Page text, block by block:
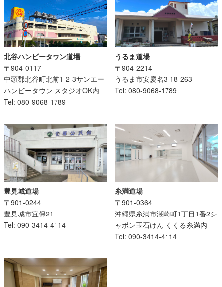
北谷ハンビータウン道場
〒904-0117
中頭郡北谷町北前1-2-3サンエー
ハンビータウン スタジオOK内
Tel: 080-9068-1789
うるま道場
〒904-2214
うるま市安慶名3-18-263
Tel: 080-9068-1789
豊見城道場
〒901-0244
豊見城市宜保21
Tel: 090-3414-4114
糸満道場
〒901-0364
沖縄県糸満市潮崎町1丁目1番2シ
ャボン玉石けん くくる糸満内
Tel: 090-3414-4114